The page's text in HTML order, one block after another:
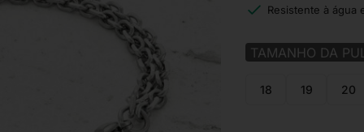
Resistente à água
TAMANHO DA
18 19 20